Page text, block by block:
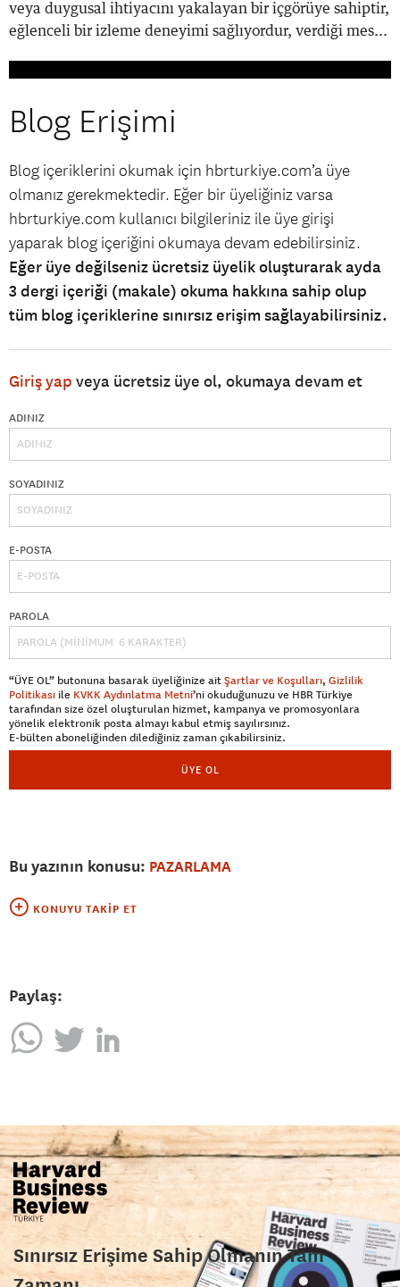
veya duygusal ihtiyacını yakalayan bir içgörüye sahiptir,
eğlenceli bir izleme deneyimi sağlıyordur, verdiği mes...
Blog Erişimi
Blog içeriklerini okumak için hbrturkiye.com’a üye
olmanız gerekmektedir. Eğer bir üyeliğiniz varsa
hbrturkiye.com kullanıcı bilgileriniz ile üye girişi
yaparak blog içeriğini okumaya devam edebilirsiniz.
Eğer üye değilseniz ücretsiz üyelik oluşturarak ayda
3 dergi içeriği (makale) okuma hakkına sahip olup
tüm blog içeriklerine sınırsız erişim sağlayabilirsiniz.
Giriş yap veya ücretsiz üye ol, okumaya devam et
ADINIZ
SOYADINIZ
E-POSTA
PAROLA
“ÜYE OL” butonuna basarak üyeliğinize aitŞartlar ve Koşulları, Gizlilik
Politikası ile KVKK Aydınlatma Metni’ni okuduğunuzu ve HBR Türkiye
tarafından size özel oluşturulan hizmet, kampanya ve promosyonlara
yönelik elektronik posta almayı kabul etmiş sayılırsınız.
E-bülten aboneliğinden dilediğiniz zaman çıkabilirsiniz.
ÜYE OL
Bu yazının konusu: PAZARLAMA
KONUYU TAKIP ET
Paylaş:
Sınırsız Erişime Sahip Olmanın Tam